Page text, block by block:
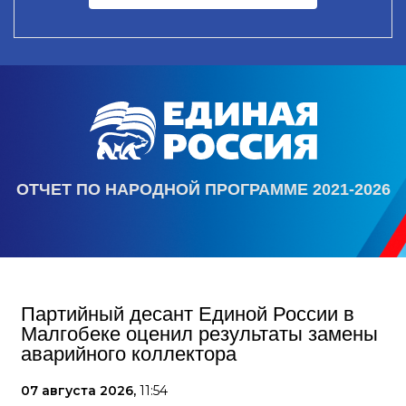
ОТЧЕТ ПО НАРОДНОЙ ПРОГРАММЕ 2021-2026
Партийный десант Единой России в
Малгобеке оценил результаты замены
аварийного коллектора
07 августа 2026, 11:54